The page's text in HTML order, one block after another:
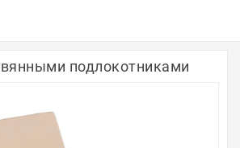
подлокотниками